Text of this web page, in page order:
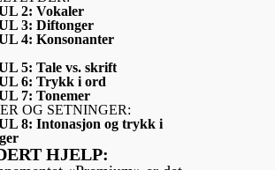
2: Vokaler
3: Diftonger
4: Konsonanter
5: Tale vs. skrift
6: Trykk i ord
7: Tonemer
OG SETNINGER:
8: Intonasjon og trykk i
HJELP: